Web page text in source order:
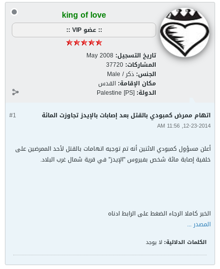
king of love
:: عضو VIP ::
تاريخ التسجيل: May 2008
المشاركات: 37720
الجنس: ذكر / Male
مكان الإقامة: القدس
الدولة: Palestine [PS]
#1 اتهام ممرض كمبودي بالقتل بعد إصابات بالإيدز تجاوزت المائة
12-23-2014, 11:56 AM
أعلن مسؤول كمبودي الاثنين أنه تم توجيه اتهامات بالقتل لأحد الممرضين على
خلفية إصابة مائة شخص بفيروس "الإيدز" في قرية شمال غرب البلاد.
الخبر كاملا الرجاء الضغط على الرابط ادناه
المصدر ...
الكلمات الدلالية: لا يوجد